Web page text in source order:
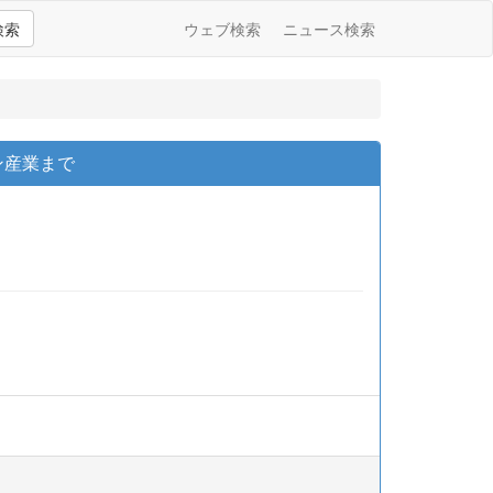
索 ウェブ検索 ニュース検索
業まで